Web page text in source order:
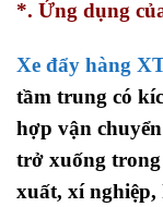
*. Ứng dụng
Xe đẩy hàng
tầm trung có
hợp vận
trở xuống trong
xuất, xí nghiệp,